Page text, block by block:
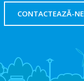
CONTACTEAZĂ-NE